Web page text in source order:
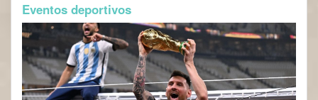
Eventos deportivos